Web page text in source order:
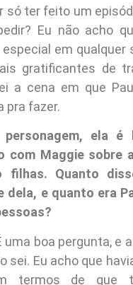
só ter feito um
Eu não acho
em qualquer
gratificantes de
a cena em que
pra fazer.
personagem, ela
com Maggie sobre
filhas. Quanto
dela, e quanto era
uma boa pergunta, e
sei. Eu acho que
termos de que